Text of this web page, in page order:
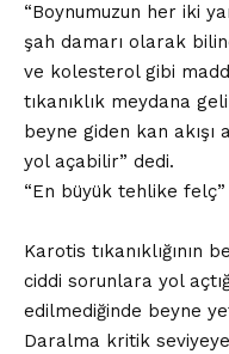
“Boynumuzun her iki
şah damarı olarak
ve kolesterol gibi
tıkanıklık meydana
beyne giden kan akışı
yol açabilir” dedi.
“En büyük tehlike felç”
Karotis
ciddi sorunlara yol
edilmediğinde beyne
Daralma kritik